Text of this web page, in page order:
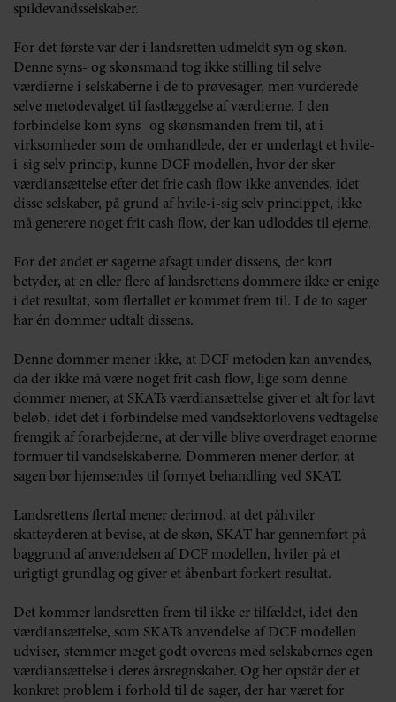
spildevandsselskaber.
For det første var der i landsretten udmeldt syn og skøn.
Denne syns- og skønsmand tog ikke stilling til selve
værdierne i selskaberne i de to prøvesager, men vurderede
selve metodevalget til fastlæggelse af værdierne. I den
forbindelse kom syns- og skønsmanden frem til, at i
virksomheder som de omhandlede, der er underlagt et hvile-
i-sig selv princip, kunne DCF modellen, hvor der sker
værdiansættelse efter det frie cash flow ikke anvendes, idet
disse selskaber, på grund af hvile-i-sig selv princippet, ikke
må generere noget frit cash flow, der kan udloddes til ejerne.
For det andet er sagerne afsagt under dissens, der kort
betyder, at en eller flere af landsrettens dommere ikke er enige
i det resultat, som flertallet er kommet frem til. I de to sager
har én dommer udtalt dissens.
Denne dommer mener ikke, at DCF metoden kan anvendes,
da der ikke må være noget frit cash flow, lige som denne
dommer mener, at SKATs værdiansættelse giver et alt for lavt
beløb, idet det i forbindelse med vandsektorlovens vedtagelse
fremgik af forarbejderne, at der ville blive overdraget enorme
formuer til vandselskaberne. Dommeren mener derfor, at
sagen bør hjemsendes til fornyet behandling ved SKAT.
Landsrettens flertal mener derimod, at det påhviler
skatteyderen at bevise, at de skøn, SKAT har gennemført på
baggrund af anvendelsen af DCF modellen, hviler på et
urigtigt grundlag og giver et åbenbart forkert resultat.
Det kommer landsretten frem til ikke er tilfældet, idet den
værdiansættelse, som SKATs anvendelse af DCF modellen
udviser, stemmer meget godt overens med selskabernes egen
værdiansættelse i deres årsregnskaber. Og her opstår der et
konkret problem i forhold til de sager, der har været for